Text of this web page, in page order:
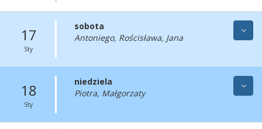
17
Sty
sobota
Antoniego, Rościsława, Jana
18
Sty
niedziela
Piotra, Małgorzaty